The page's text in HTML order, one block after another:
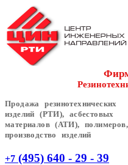
Продажа резинотехнических
изделий (РТИ), асбестовых
материалов (АТИ), полимеров,
производство изделий
+7 (495) 640 - 29 - 39